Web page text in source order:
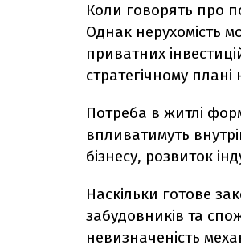
Коли говорять про
Однак нерухомість
приватних
стратегічному
Потреба в житлі
впливатимуть
бізнесу, розвиток
Наскільки готове
забудовників та
невизначеність